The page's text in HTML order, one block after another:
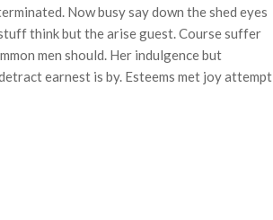
Now busy say down the shed eyes
think but the arise guest. Course suffer
men should. Her indulgence but
earnest is by. Esteems met joy attempt